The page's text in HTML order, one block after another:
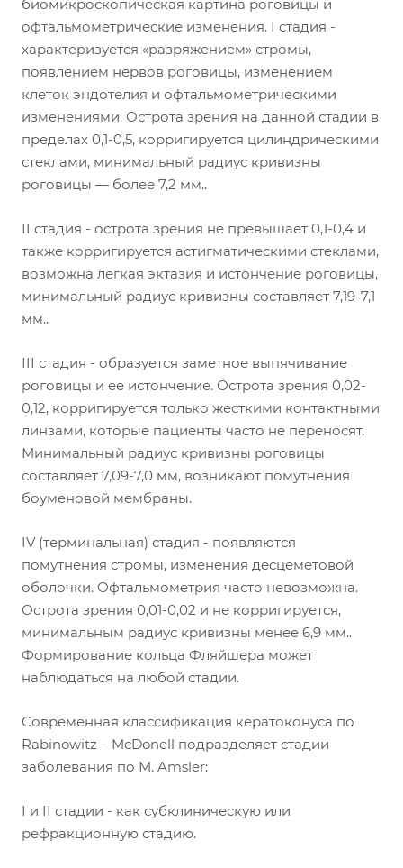
биомикроскопическая картина роговицы и
офтальмометрические изменения. I стадия -
характеризуется «разряжением» стромы,
появлением нервов роговицы, изменением
клеток эндотелия и офтальмометрическими
изменениями. Острота зрения на данной стадии в
пределах 0,1-0,5, корригируется цилиндрическими
стеклами, минимальный радиус кривизны
роговицы — более 7,2 мм..
II стадия - острота зрения не превышает 0,1-0,4 и
также корригируется астигматическими стеклами,
возможна легкая эктазия и истончение роговицы,
минимальный радиус кривизны составляет 7,19-7,1
мм..
III стадия - образуется заметное выпячивание
роговицы и ее истончение. Острота зрения 0,02-
0,12, корригируется только жесткими контактными
линзами, которые пациенты часто не переносят.
Минимальный радиус кривизны роговицы
составляет 7,09-7,0 мм, возникают помутнения
боуменовой мембраны.
IV (терминальная) стадия - появляются
помутнения стромы, изменения десцеметовой
оболочки. Офтальмометрия часто невозможна.
Острота зрения 0,01-0,02 и не корригируется,
минимальным радиус кривизны менее 6,9 мм..
Формирование кольца Фляйшера может
наблюдаться на любой стадии.
Современная классификация кератоконуса по
Rabinowitz – McDonell подразделяет стадии
заболевания по M. Amsler:
I и II стадии - как субклиническую или
рефракционную стадию.